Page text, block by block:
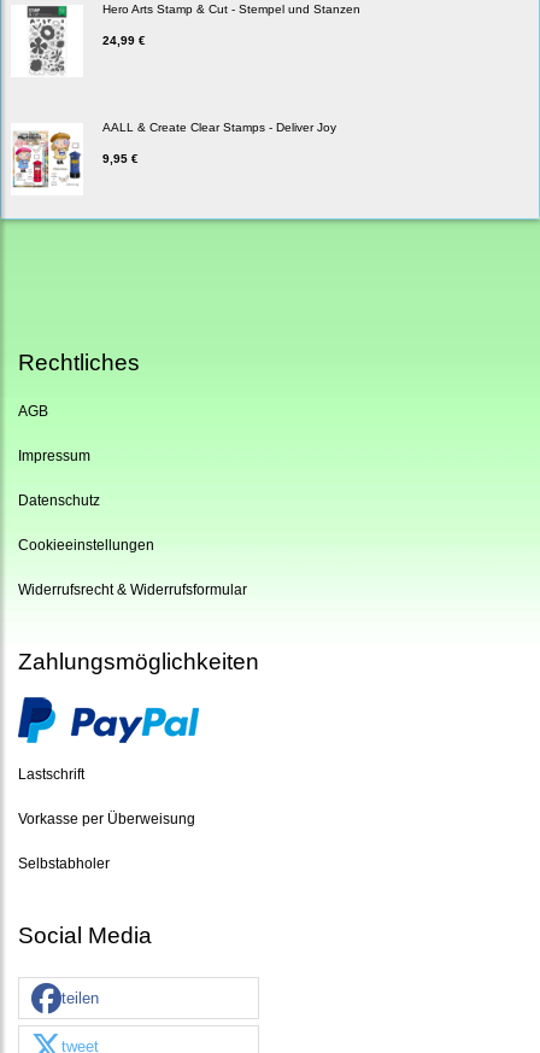
Hero Arts Stamp & Cut - Stempel und Stanzen
24,99 €
AALL & Create Clear Stamps - Deliver Joy
9,95 €
Rechtliches
AGB
Impressum
Datenschutz
Cookieeinstellungen
Widerrufsrecht & Widerrufsformular
Zahlungsmöglichkeiten
Lastschrift
Vorkasse per Überweisung
Selbstabholer
Social Media
teilen
tweet